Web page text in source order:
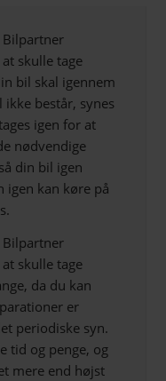
skulle tage
bil skal igennem
består, synes
igen for at
nødvendige
din bil igen
igen kan køre på
skulle tage
da du kan
er
periodiske syn.
tid og penge, og
mere end højst